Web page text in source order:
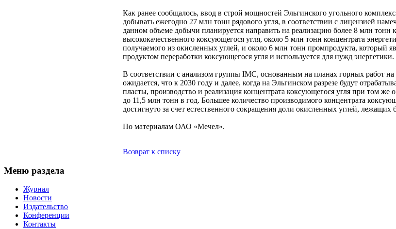
Как ранее сообщалось, ввод в строй мощностей Эльгинского угольного
добывать ежегодно 27 млн тонн рядового угля, в соответствии с лицензией
данном объеме добычи планируется направить на реализацию более 8 млн тонн
высококачественного коксующегося угля, около 5 млн тонн концентрата
получаемого из окисленных углей, и около 6 млн тонн промпродукта, который
продуктом переработки коксующегося угля и используется для нужд энергетики.
В соответствии с анализом группы IMC, основанным на планах горных работ
ожидается, что к 2030 году и далее, когда на Эльгинском разрезе будут
пласты, производство и реализация концентрата коксующегося угля при том же
до 11,5 млн тонн в год. Большее количество производимого концентрата
достигнуто за счет естественного сокращения доли окисленных углей, лежащих
По материалам ОАО «Мечел».
Возврат к списку
Меню раздела
Журнал
Новости
Издательство
Конференции
Контакты